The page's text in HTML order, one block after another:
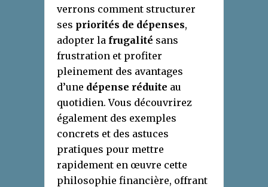
verrons comment structurer
ses priorités de dépenses,
adopter la frugalité sans
frustration et profiter
pleinement des avantages
d’une dépense réduite au
quotidien. Vous découvrirez
également des exemples
concrets et des astuces
pratiques pour mettre
rapidement en œuvre cette
philosophie financière, offrant